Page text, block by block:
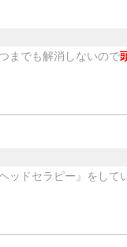
までも解消しないので
ドセラピー』をして